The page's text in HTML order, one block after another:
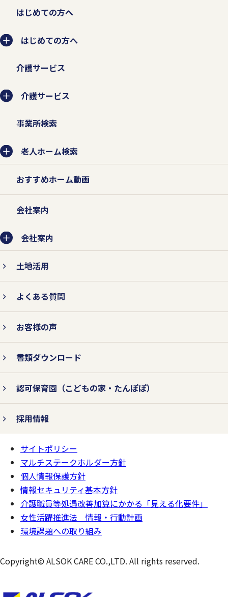
なるとともに事業者としての信頼を失いま
供、預託などの管理ルールを明文化し、個
人情報の適切な管理を行います。
お客様から個人情報を収集させていただく
などを示した上で、必要な範囲の個人情報
を収集させていただきます。
法的な要請などによらない限り、お客様の
事前承認なく第三者に開示・提供すること
はありません。また、お客様の個人情報を
どによって業務委託先に個人情報保護を義
務付けるとともに、業務委託先が適切に個
人情報を取り扱うように管理いたします。
2.個人情報の紛失、破壊、改ざ
ん、および漏えいなどを防止する
対策を行います。
個人情報の紛失、破壊、改ざん、および漏
えいなどを防止するため、不正アクセス対
対策を行います。
3.法令およびその他の規範を遵守
します。
護法をはじめとする個人情報に関する法令
はじめての方へ
はじめての方へ
介護サービス
介護サービス
事業所検索
老人ホーム検索
おすすめホーム動画
会社案内
会社案内
土地活用
よくある質問
お客様の声
書類ダウンロード
認可保育園 （こどもの家・たんぽぽ）
採用情報
ページの
一番上へ
サイトポリシー
マルチステークホルダー方針
個人情報保護方針
情報セキュリティ基本方針
介護職員等処遇改善加算にかかる「見える化要件」
女性活躍推進法 情報・行動計画
環境課題への取り組み
Copyright© ALSOK CARE CO.,LTD. All rights reserved.